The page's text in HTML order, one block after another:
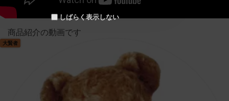
商品紹介の動画です
大賢者
しばらく表示しない